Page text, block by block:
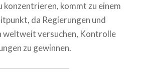
konzentrieren, kommt zu einem
da Regierungen und
weltweit versuchen, Kontrolle
zu gewinnen.